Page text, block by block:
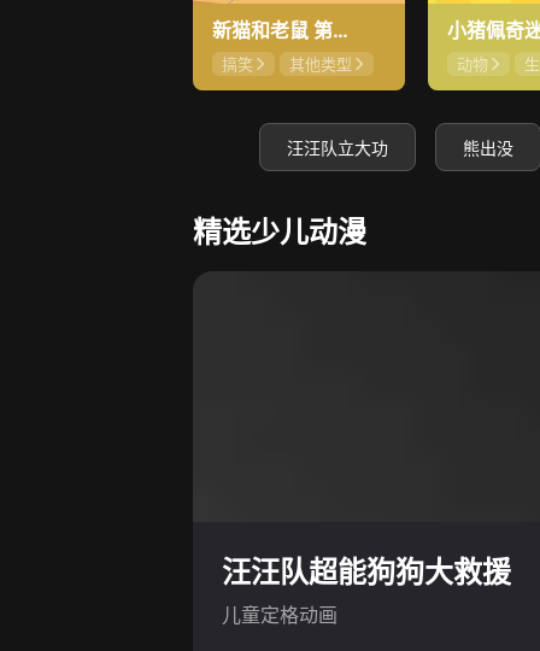
新猫和老鼠 第4季
搞笑 其他类型 动物
汪汪队立大功 熊出没
精选少儿动漫
汪汪队超能狗狗大救援
儿童定格动画